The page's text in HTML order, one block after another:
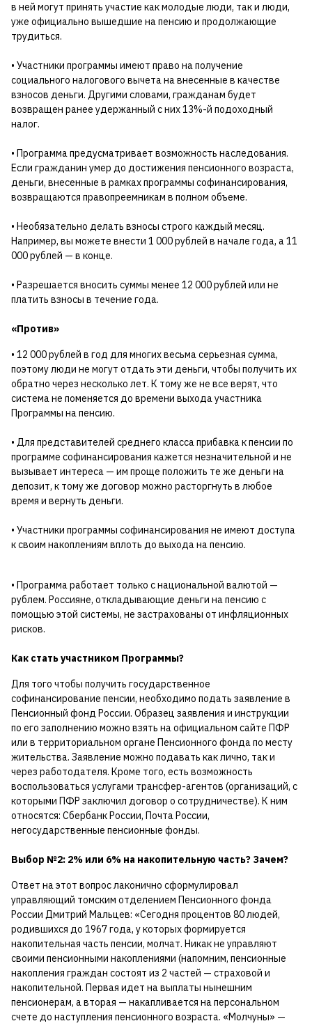
в ней могут принять участие как молодые люди, так и люди,
уже официально вышедшие на пенсию и продолжающие
трудиться.
• Участники программы имеют право на получение
социального налогового вычета на внесенные в качестве
взносов деньги. Другими словами, гражданам будет
возвращен ранее удержанный с них 13%-й подоходный
налог.
• Программа предусматривает возможность наследования.
Если гражданин умер до достижения пенсионного возраста,
деньги, внесенные в рамках программы софинансирования,
возвращаются правопреемникам в полном объеме.
• Необязательно делать взносы строго каждый месяц.
Например, вы можете внести 1 000 рублей в начале года, а 11
000 рублей — в конце.
• Разрешается вносить суммы менее 12 000 рублей или не
платить взносы в течение года.
«Против»
• 12 000 рублей в год для многих весьма серьезная сумма,
поэтому люди не могут отдать эти деньги, чтобы получить их
обратно через несколько лет. К тому же не все верят, что
система не поменяется до времени выхода участника
Программы на пенсию.
• Для представителей среднего класса прибавка к пенсии по
программе софинансирования кажется незначительной и не
вызывает интереса — им проще положить те же деньги на
депозит, к тому же договор можно расторгнуть в любое
время и вернуть деньги.
• Участники программы софинансирования не имеют доступа
к своим накоплениям вплоть до выхода на пенсию.
• Программа работает только с национальной валютой —
рублем. Россияне, откладывающие деньги на пенсию с
помощью этой системы, не застрахованы от инфляционных
рисков.
Как стать участником Программы?
Для того чтобы получить государственное
софинансирование пенсии, необходимо подать заявление в
Пенсионный фонд России. Образец заявления и инструкции
по его заполнению можно взять на официальном сайте ПФР
или в территориальном органе Пенсионного фонда по месту
жительства. Заявление можно подавать как лично, так и
через работодателя. Кроме того, есть возможность
воспользоваться услугами трансфер-агентов (организаций, с
которыми ПФР заключил договор о сотрудничестве). К ним
относятся: Сбербанк России, Почта России,
негосударственные пенсионные фонды.
Выбор №2: 2% или 6% на накопительную часть? Зачем?
Ответ на этот вопрос лаконично сформулировал
управляющий томским отделением Пенсионного фонда
России Дмитрий Мальцев: «Сегодня процентов 80 людей,
родившихся до 1967 года, у которых формируется
накопительная часть пенсии, молчат. Никак не управляют
своими пенсионными накоплениями (напомним, пенсионные
накопления граждан состоят из 2 частей — страховой и
накопительной. Первая идет на выплаты нынешним
пенсионерам, а вторая — накапливается на персональном
счете до наступления пенсионного возраста. «Молчуны» —